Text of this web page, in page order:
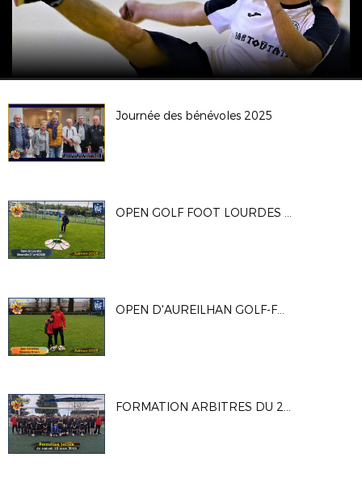
Journée des bénévoles 2025
OPEN GOLF FOOT LOURDES DU 27/05/25
OPEN D'AUREILHAN GOLF-FOOT 2025
FORMATION ARBITRES DU 22 MARS 2025